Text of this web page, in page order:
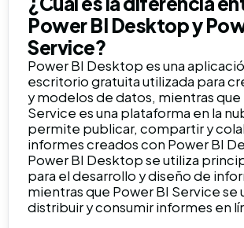
Power BI Desktop y
Service?
Power BI Desktop es una
escritorio gratuita utilizada para
y modelos de datos, mientras que
Service es una plataforma en la
permite publicar, compartir y
informes creados con Power BI
Power BI Desktop se utiliza
para el desarrollo y diseño de
mientras que Power BI Service se
distribuir y consumir informes en